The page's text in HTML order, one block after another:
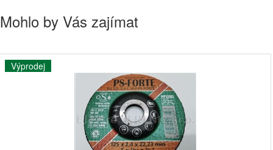
Mohlo by Vás zajímat
Výprodej